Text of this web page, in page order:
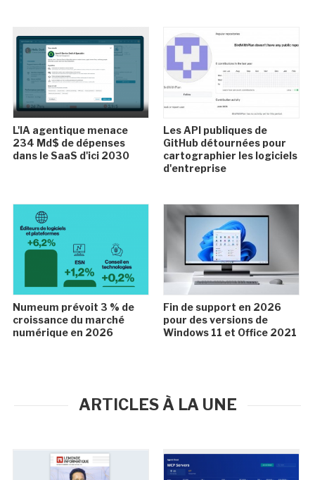
L'IA agentique menace
234 Md$ de dépenses
dans le SaaS d'ici 2030
Les API publiques de
GitHub détournées pour
cartographier les logiciels
d'entreprise
Numeum prévoit 3 % de
croissance du marché
numérique en 2026
Fin de support en 2026
pour des versions de
Windows 11 et Office 2021
ARTICLES À LA UNE